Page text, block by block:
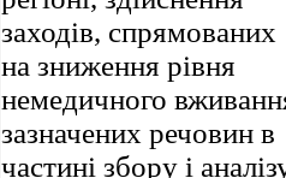
заходів, спрямованих
на зниження рівня
немедичного
зазначених речовин в
частині збору і